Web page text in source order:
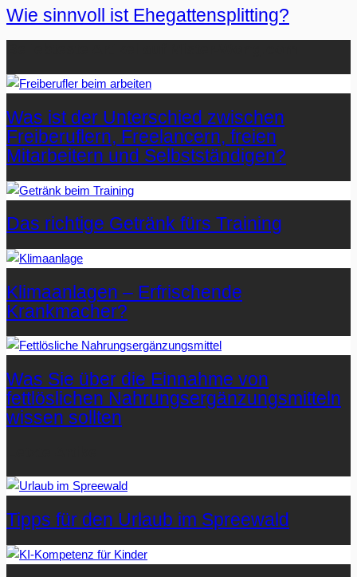
Wie sinnvoll ist Ehegattensplitting?
Was ist der Unterschied zwischen
Freiberuflern, Freelancern, freien
Mitarbeitern und Selbstständigen?
Das richtige Getränk fürs Training
Klimaanlagen – Erfrischende
Krankmacher?
Was Sie über die Einnahme von
fettlöslichen Nahrungsergänzungsmitteln
wissen sollten
Tipps für den Urlaub im Spreewald